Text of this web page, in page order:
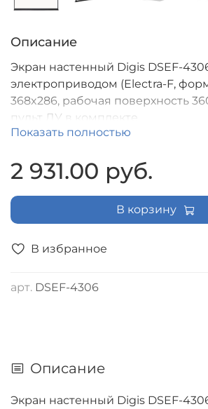
В избранное
арт. DSEF-4306
Описание
Экран настенный Digis DSEF-
электроприводом (Electra-F,
368x286, рабочая поверхность
пульт ДУ в комплекте
Показать полностью
2 931.00 руб.
В корзину
Описание
Экран настенный Digis DSEF-